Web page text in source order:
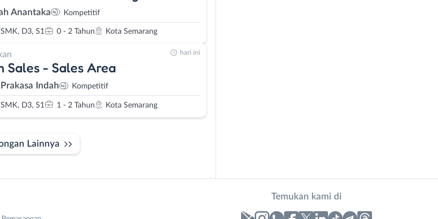
Anantaka Kompetitif
D3, S1 0 - 2 Tahun Kota Semarang
Sales - Sales Area
Indah Kompetitif
D3, S1 1 - 2 Tahun Kota Semarang
hari ini
Lainnya
Temukan kami di